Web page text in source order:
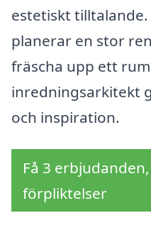
estetiskt
planerar en stor
fräscha upp ett
inredningsarkitekt
och inspiration.
Få 3
förpliktelser